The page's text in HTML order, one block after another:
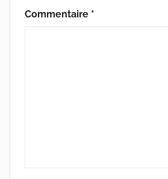
Commentaire *